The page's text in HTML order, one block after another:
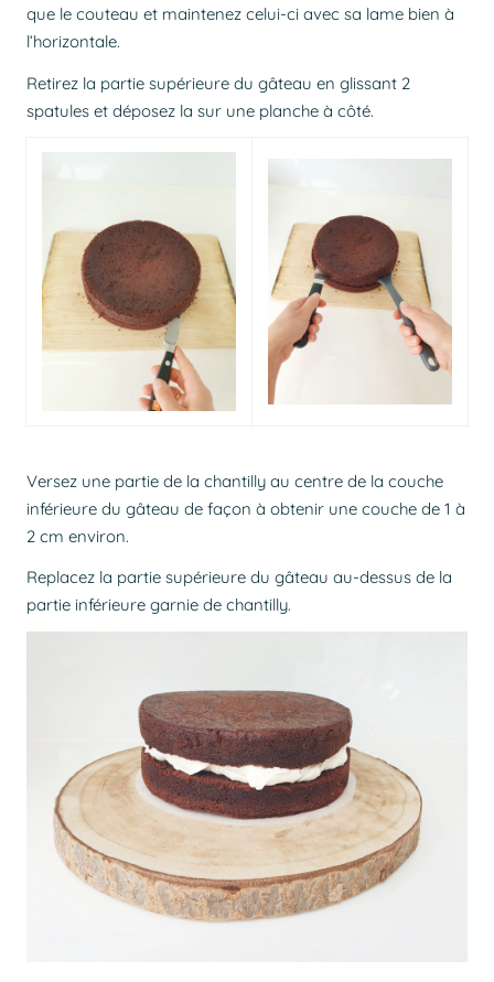
que le couteau et maintenez celui-ci avec sa lame bien à
l’horizontale.
Retirez la partie supérieure du gâteau en glissant 2
spatules et déposez la sur une planche à côté.
Versez une partie de la chantilly au centre de la couche
inférieure du gâteau de façon à obtenir une couche de 1 à
2 cm environ.
Replacez la partie supérieure du gâteau au-dessus de la
partie inférieure garnie de chantilly.